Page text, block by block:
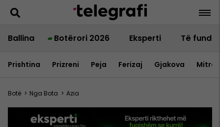
Ballina Botërori 2026 Eksperti Të fundit
Prishtina Prizreni Peja Ferizaj Gjakova
Botë > Nga Bota > Azia